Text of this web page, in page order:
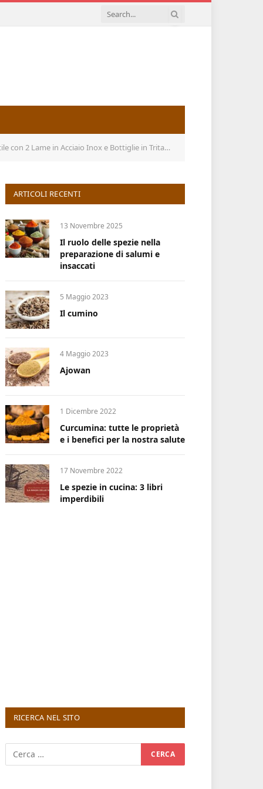
Inox e Bottiglie in Tritan per Sport, Viaggi, Senza BPA
ARTICOLI RECENTI
13 Novembre 2025
Il ruolo delle spezie nella
preparazione di salumi e
insaccati
5 Maggio 2023
Il cumino
4 Maggio 2023
Ajowan
1 Dicembre 2022
Curcumina: tutte le proprietà
e i benefici per la nostra salute
17 Novembre 2022
Le spezie in cucina: 3 libri
imperdibili
RICERCA NEL SITO